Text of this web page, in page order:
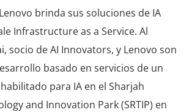
brinda sus soluciones de IA
Infrastructure as a Service. Al
socio de AI Innovators, y Lenovo son
basado en servicios de un
para IA en el Sharjah
and Innovation Park (SRTIP) en